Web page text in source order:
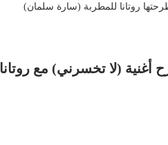
روتانا للمطربة (سارة سلمان)
أغنية (لا تخسرني) مع روتانا